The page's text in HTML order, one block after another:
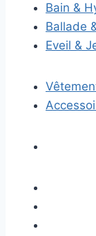
Bain &
Ballade
Eveil &